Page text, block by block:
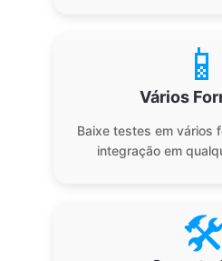
📱
Vários
Baixe testes em vários
integração em
🛠️